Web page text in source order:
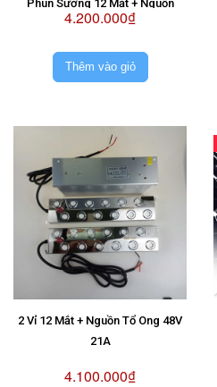
Phun Sương 12 Mắt + Nguồn
Chống Nước Sài 2 Vỉ 48V
4.200.000₫
Thêm vào giỏ
2 Vỉ 12 Mắt + Nguồn Tổ Ong 48V
21A
4.100.000₫